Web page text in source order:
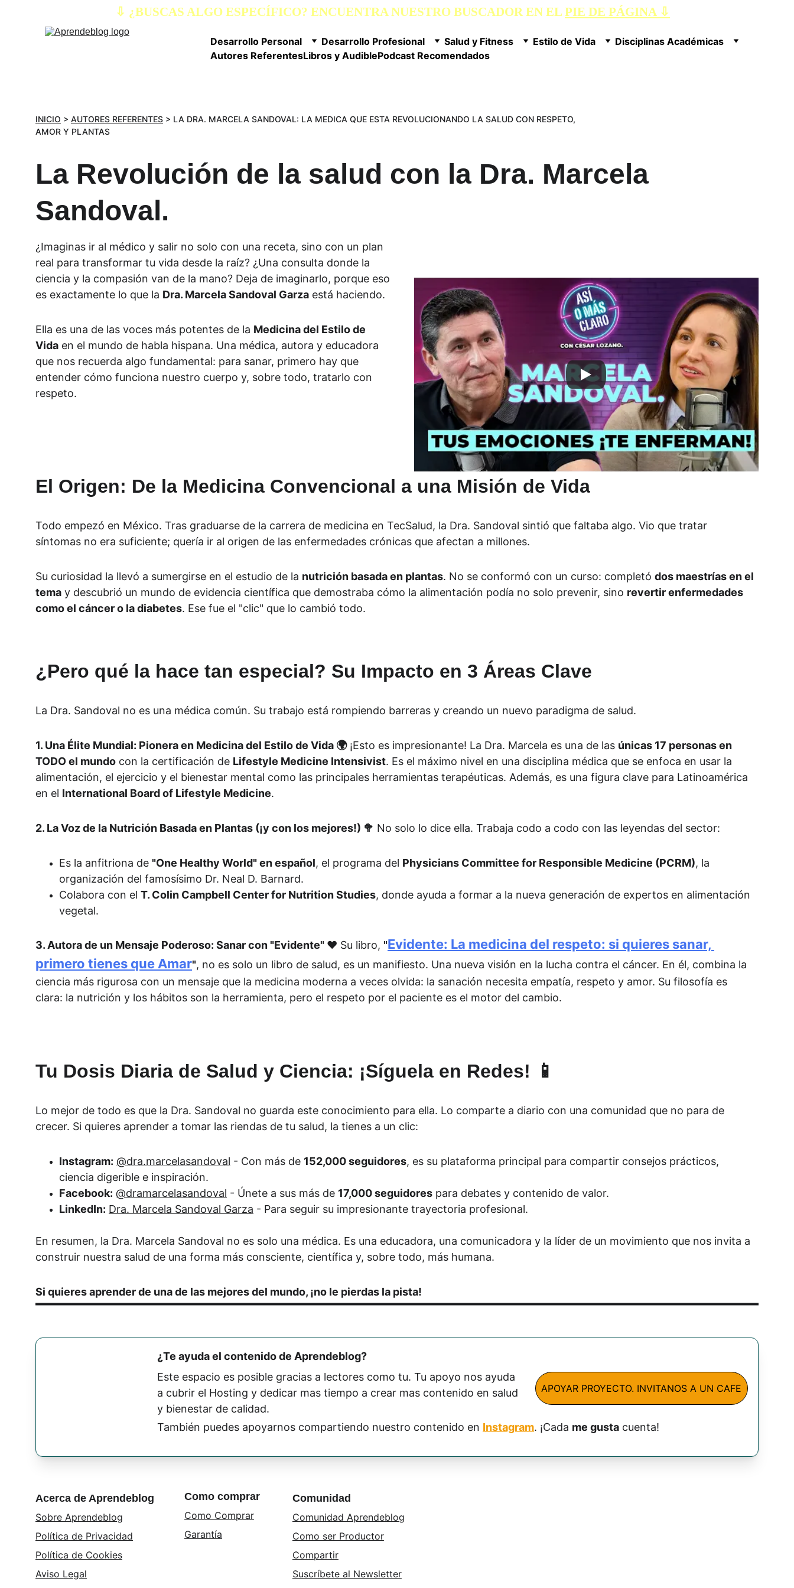
⇩ ¿BUSCAS ALGO ESPECÍFICO? ENCUENTRA NUESTRO BUSCADOR EN EL PIE DE PÁGINA ⇩
Desarrollo Personal Desarrollo Profesional Salud y Fitness Estilo de Vida
Disciplinas Académicas
Autores ReferentesLibros y AudiblePodcast Recomendados
La Revolución de la salud con la Dra. Marcela
Sandoval.
¿Imaginas ir al médico y salir no solo con una receta, sino con un plan
real para transformar tu vida desde la raíz? ¿Una consulta donde la
ciencia y la compasión van de la mano? Deja de imaginarlo, porque eso
es exactamente lo que la Dra. Marcela Sandoval Garza está haciendo.
Ella es una de las voces más potentes de la Medicina del Estilo de
Vida en el mundo de habla hispana. Una médica, autora y educadora
que nos recuerda algo fundamental: para sanar, primero hay que
entender cómo funciona nuestro cuerpo y, sobre todo, tratarlo con
respeto.
El Origen: De la Medicina Convencional a una Misión de Vida
Todo empezó en México. Tras graduarse de la carrera de medicina en TecSalud, la Dra. Sandoval sintió que faltaba algo. Vio que tratar
síntomas no era suficiente; quería ir al origen de las enfermedades crónicas que afectan a millones.
Su curiosidad la llevó a sumergirse en el estudio de la nutrición basada en plantas. No se conformó con un curso: completó dos maestrías en el
tema y descubrió un mundo de evidencia científica que demostraba cómo la alimentación podía no solo prevenir, sino revertir enfermedades
como el cáncer o la diabetes. Ese fue el "clic" que lo cambió todo.
¿Pero qué la hace tan especial? Su Impacto en 3 Áreas Clave
La Dra. Sandoval no es una médica común. Su trabajo está rompiendo barreras y creando un nuevo paradigma de salud.
1. Una Élite Mundial: Pionera en Medicina del Estilo de Vida 🌍 ¡Esto es impresionante! La Dra. Marcela es una de las únicas 17 personas en
TODO el mundo con la certificación de Lifestyle Medicine Intensivist. Es el máximo nivel en una disciplina médica que se enfoca en usar la
alimentación, el ejercicio y el bienestar mental como las principales herramientas terapéuticas. Además, es una figura clave para Latinoamérica
en el International Board of Lifestyle Medicine.
2. La Voz de la Nutrición Basada en Plantas (¡y con los mejores!) 🥦 No solo lo dice ella. Trabaja codo a codo con las leyendas del sector:
Es la anfitriona de "One Healthy World" en español, el programa del Physicians Committee for Responsible Medicine (PCRM), la
organización del famosísimo Dr. Neal D. Barnard.
Colabora con el T. Colin Campbell Center for Nutrition Studies, donde ayuda a formar a la nueva generación de expertos en alimentación
vegetal.
3. Autora de un Mensaje Poderoso: Sanar con "Evidente" ❤️ Su libro, "Evidente: La medicina del respeto: si quieres sanar,
primero tienes que Amar", no es solo un libro de salud, es un manifiesto. Una nueva visión en la lucha contra el cáncer. En él, combina la
ciencia más rigurosa con un mensaje que la medicina moderna a veces olvida: la sanación necesita empatía, respeto y amor. Su filosofía es
clara: la nutrición y los hábitos son la herramienta, pero el respeto por el paciente es el motor del cambio.
Tu Dosis Diaria de Salud y Ciencia: ¡Síguela en Redes! 📱
Lo mejor de todo es que la Dra. Sandoval no guarda este conocimiento para ella. Lo comparte a diario con una comunidad que no para de
crecer. Si quieres aprender a tomar las riendas de tu salud, la tienes a un clic:
Instagram: @dra.marcelasandoval - Con más de 152,000 seguidores, es su plataforma principal para compartir consejos prácticos,
ciencia digerible e inspiración.
Facebook: @dramarcelasandoval - Únete a sus más de 17,000 seguidores para debates y contenido de valor.
LinkedIn: Dra. Marcela Sandoval Garza - Para seguir su impresionante trayectoria profesional.
En resumen, la Dra. Marcela Sandoval no es solo una médica. Es una educadora, una comunicadora y la líder de un movimiento que nos invita a
construir nuestra salud de una forma más consciente, científica y, sobre todo, más humana.
Si quieres aprender de una de las mejores del mundo, ¡no le pierdas la pista!
INICIO > AUTORES REFERENTES > LA DRA. MARCELA SANDOVAL: LA MEDICA QUE ESTA REVOLUCIONANDO LA SALUD CON RESPETO,
AMOR Y PLANTAS
Acerca de Aprendeblog
Sobre Aprendeblog
Política de Privacidad
Política de Cookies
Aviso Legal
Como comprar
Como Comprar
Garantía
Comunidad
Comunidad Aprendeblog
Como ser Productor
Compartir
Suscríbete al Newsletter
¿Te ayuda el contenido de Aprendeblog?
Este espacio es posible gracias a lectores como tu. Tu apoyo nos ayuda
a cubrir el Hosting y dedicar mas tiempo a crear mas contenido en salud
y bienestar de calidad.
También puedes apoyarnos compartiendo nuestro contenido en Instagram. ¡Cada me gusta cuenta!
APOYAR PROYECTO. INVITANOS A UN CAFE